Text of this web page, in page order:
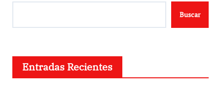
Buscar
Entradas Recientes